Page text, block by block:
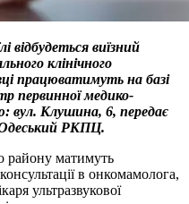
відбудеться виїзний
клінічного
працюватимуть на базі
первинної медико-
вул. Клушина, 6, передає
РКПЦ.
району матимуть
в онкомамолога,
ультразвукової